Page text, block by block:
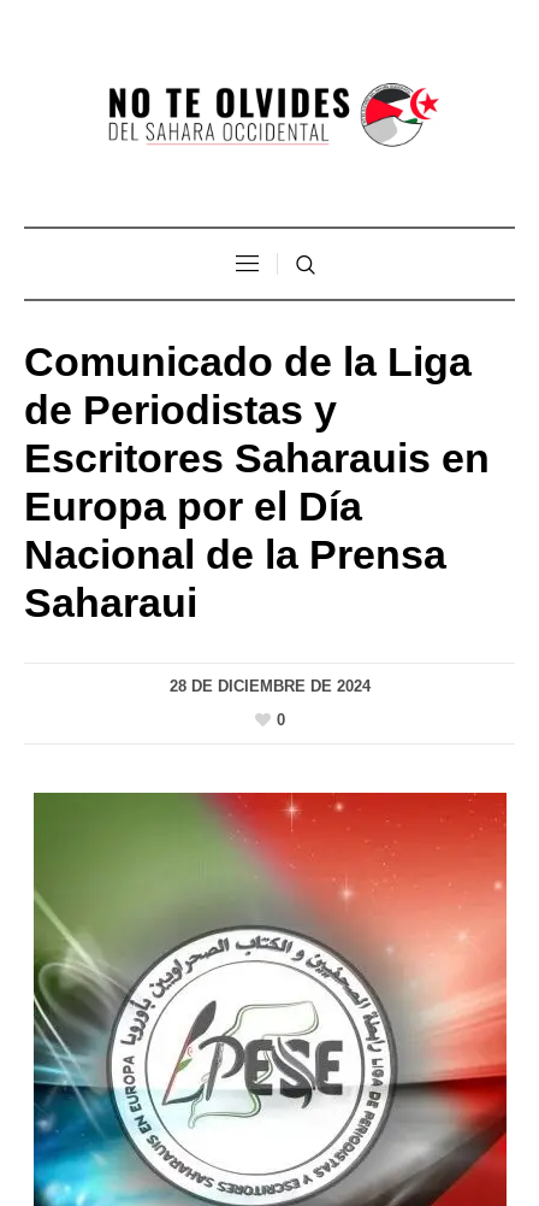
Comunicado de la Liga
de Periodistas y
Escritores Saharauis en
Europa por el Día
Nacional de la Prensa
Saharaui
28 DE DICIEMBRE DE 2024
0